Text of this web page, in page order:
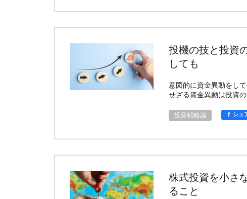
投機の技と投資
しても
意図的に資金異動をし
せざる資金異動は投資
投資戦略論 f シェ
株式投資を小さ
ること